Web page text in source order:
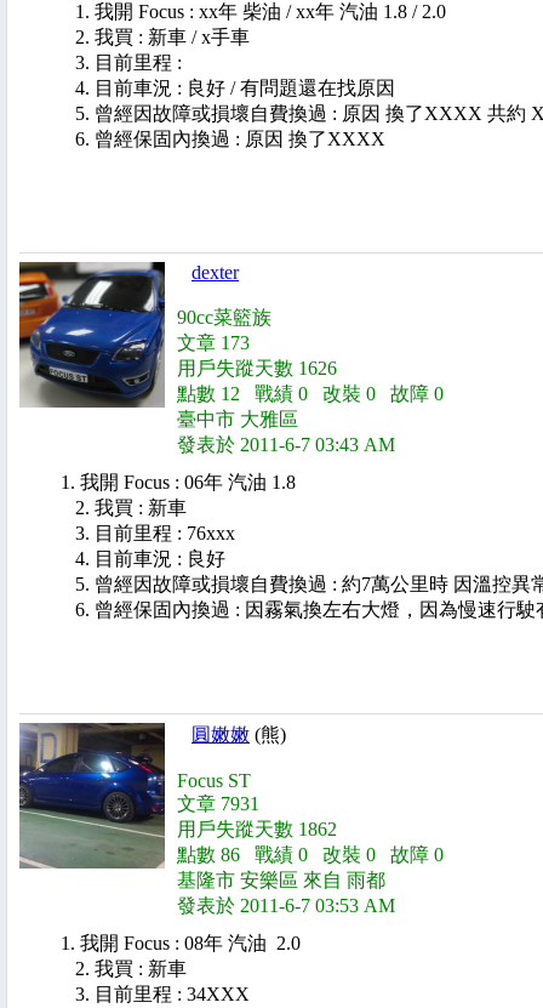
1. 我開 Focus : xx年 柴油 / xx年 汽油 1.8 / 2.0
2. 我買 : 新車 / x手車
3. 目前里程 :
4. 目前車況 : 良好 / 有問題還在找原因
5. 曾經因故障或損壞自費換過 : 原因 換了XXXX 共約
6. 曾經保固內換過 : 原因 換了XXXX
dexter
90cc菜籃族
文章 173
用戶失蹤天數 1626
點數 12 戰績 0 改裝 0 故障 0
臺中市 大雅區
發表於 2011-6-7 03:43 AM
1. 我開 Focus : 06年 汽油 1.8
2. 我買 : 新車
3. 目前里程 : 76xxx
4. 目前車況 : 良好
5. 曾經因故障或損壞自費換過 : 約7萬公里時 因溫控異
6. 曾經保固內換過 : 因霧氣換左右大燈，因為慢速行駛
圓嫩嫩 (熊)
Focus ST
文章 7931
用戶失蹤天數 1862
點數 86 戰績 0 改裝 0 故障 0
基隆市 安樂區 來自 雨都
發表於 2011-6-7 03:53 AM
1. 我開 Focus : 08年 汽油 2.0
2. 我買 : 新車
3. 目前里程 : 34XXX